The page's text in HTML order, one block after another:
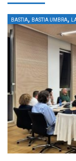
BASTIA, BASTIA UMBRA,